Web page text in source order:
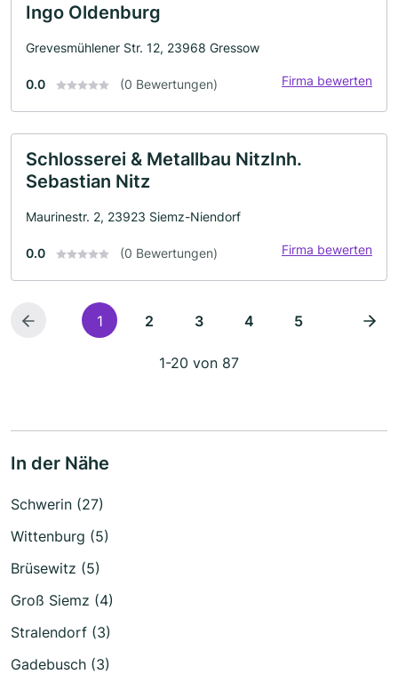
Ingo Oldenburg
Grevesmühlener Str. 12, 23968 Gressow
0.0 (0 Bewertungen) Firma bewerten
Schlosserei & Metallbau NitzInh.
Sebastian Nitz
Maurinestr. 2, 23923 Siemz-Niendorf
0.0 (0 Bewertungen) Firma bewerten
1 2 3 4 5
1-20 von 87
In der Nähe
Schwerin (27)
Wittenburg (5)
Brüsewitz (5)
Groß Siemz (4)
Stralendorf (3)
Gadebusch (3)